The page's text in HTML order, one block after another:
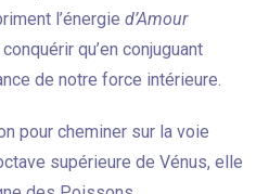
l’énergie d’Amour
qu’en conjuguant
de notre force intérieure.
pour cheminer sur la voie
supérieure de Vénus, elle